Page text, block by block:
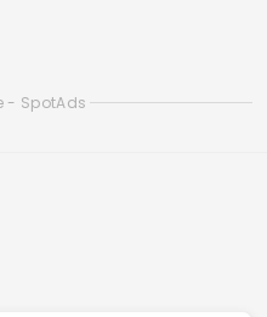
za gledanje